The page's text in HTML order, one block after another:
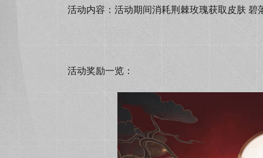
活动内容：活动期间消耗荆棘玫瑰获取皮肤 碧
活动奖励一览：